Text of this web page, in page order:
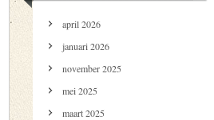
april 2026
januari 2026
november 2025
mei 2025
maart 2025